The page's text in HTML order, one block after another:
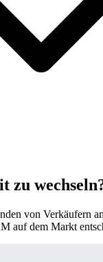
zu
von Verkäufern
auf dem Markt